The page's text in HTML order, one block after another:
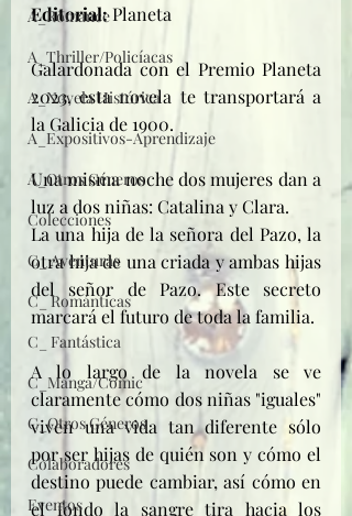
A_Romance
A_Thriller/Policíacas
A_Novela Histórica
A_Expositivos-Aprendizaje
A_Otros Géneros
Colecciones
C_ Aventuras
C_ Románticas
C_ Fantástica
C_Manga/Comic
C_Otros Géneros
Colaboradores
Eventos
Editorial: Planeta
Galardonada con el Premio Planeta
2023, esta novela te transportará a
la Galicia de 1900.
Una misma noche dos mujeres dan a
luz a dos niñas: Catalina y Clara.
La una hija de la señora del Pazo, la
otra hija de una criada y ambas hijas
del señor de Pazo. Este secreto
marcará el futuro de toda la familia.
A lo largo de la novela se ve
claramente cómo dos niñas "iguales"
viven una vida tan diferente sólo
por ser hijas de quién son y cómo el
destino puede cambiar, así cómo en
el fondo la sangre tira hacia los